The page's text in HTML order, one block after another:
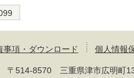
事項・ダウンロード 個人情報
〒514-8570 三重県津市広明町